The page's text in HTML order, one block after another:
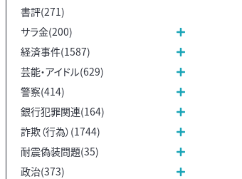
書評(271)
サラ金(200)
経済事件(1587)
芸能・アイドル(629)
警察(414)
銀行犯罪関連(164)
詐欺（行為）(1744)
耐震偽装問題(35)
政治(373)